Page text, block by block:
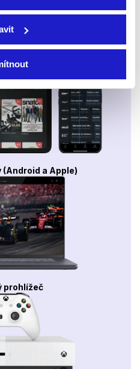
Samsung, LG, VIDAA
a Apple)
prohlížeč